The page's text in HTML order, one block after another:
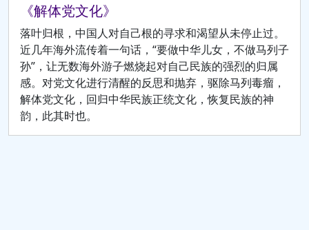
《解体党文化》
落叶归根，中国人对自己根的寻求和渴望从未停止过。
近几年海外流传着一句话，“要做中华儿女，不做马列子
孙”，让无数海外游子燃烧起对自己民族的强烈的归属
感。对党文化进行清醒的反思和抛弃，驱除马列毒瘤，
解体党文化，回归中华民族正统文化，恢复民族的神
韵，此其时也。